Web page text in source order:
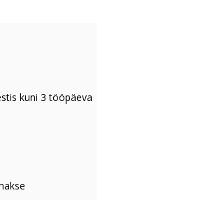
kuni 3 tööpäeva